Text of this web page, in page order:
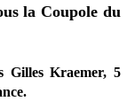
la Coupole du
Kraemer, 5